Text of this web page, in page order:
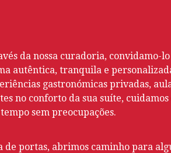
da nossa curadoria, convidamo-
autêntica, tranquila e
gastronómicas privadas,
no conforto da sua suíte,
sem preocupações.
de portas, abrimos caminho para